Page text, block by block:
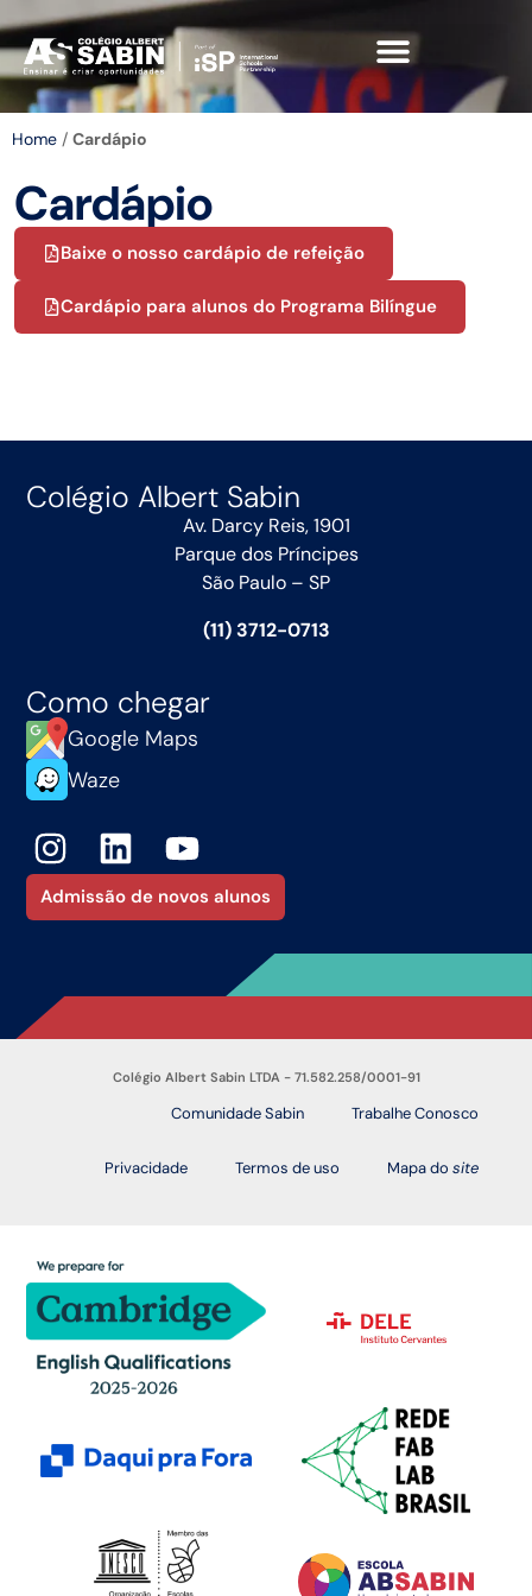
Home / Cardápio
Cardápio
Baixe o nosso cardápio de refeição
Cardápio para alunos do Programa Bilíngue
Colégio Albert Sabin
Av. Darcy Reis, 1901
Parque dos Príncipes
São Paulo – SP
(11) 3712-0713
Como chegar
Google Maps
Waze
Admissão de novos alunos
Colégio Albert Sabin LTDA - 71.582.258/0001-91
Comunidade Sabin Trabalhe Conosco
Privacidade Termos de uso Mapa do site